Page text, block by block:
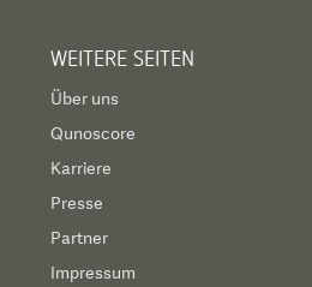
WEITERE SEITEN
Über uns
Qunoscore
Karriere
Presse
Partner
Impressum